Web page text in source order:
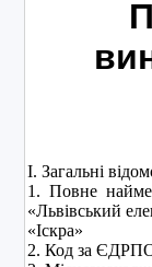
I. Загальні
1. Повне
«Львівський
«Іскра»
2. Код за